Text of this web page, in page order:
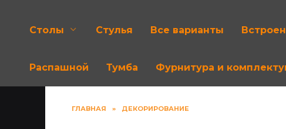
Столы Стулья Все варианты
Распашной Тумба Фурнитура и
ГЛАВНАЯ » ДЕКОРИРОВАНИЕ